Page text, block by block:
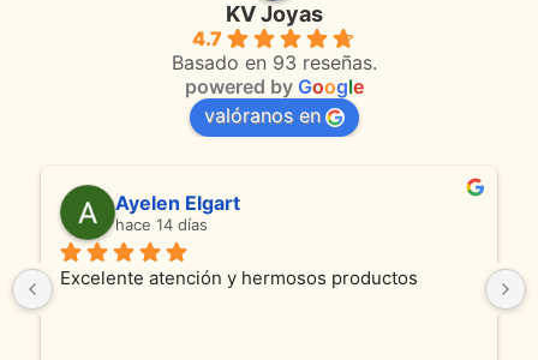
KV Joyas
4.7
Basado en 93 reseñas.
powered by Google
valóranos en
Ayelen Elgart
hace 14 días
atención y hermosos productos
Son